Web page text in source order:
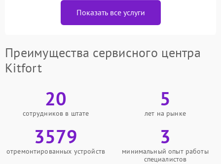
Показать все услуги
Преимущества сервисного центра
Kitfort
20
сотрудников в штате
5
лет на рынке
3579
отремонтированных устройств
3
минимальный опыт работы
специалистов